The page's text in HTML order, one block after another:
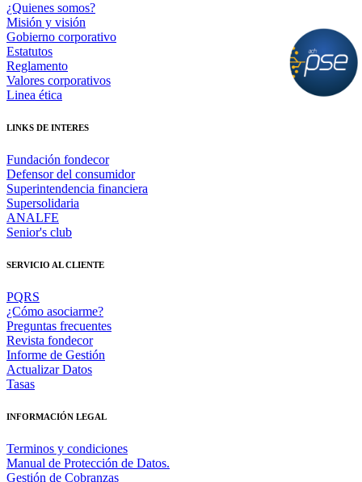
¿Quienes somos?
Misión y visión
Gobierno corporativo
Estatutos
Reglamento
Valores corporativos
Linea ética
LINKS DE INTERES
Fundación fondecor
Defensor del consumidor
Superintendencia financiera
Supersolidaria
ANALFE
Senior's club
SERVICIO AL CLIENTE
PQRS
¿Cómo asociarme?
Preguntas frecuentes
Revista fondecor
Informe de Gestión
Actualizar Datos
Tasas
INFORMACIÓN LEGAL
Terminos y condiciones
Manual de Protección de Datos.
Gestión de Cobranzas